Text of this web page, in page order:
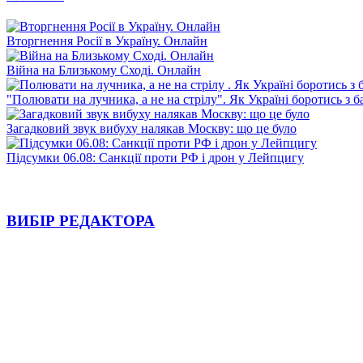
Вторгнення Росії в Україну. Онлайн
Війна на Близькому Сході. Онлайн
"Полювати на лучника, а не на стрілу". Як Україні боротись з
Загадковий звук вибуху налякав Москву: що це було
Підсумки 06.08: Санкції проти РФ і дрон у Лейпцигу
ВИБІР РЕДАКТОРА